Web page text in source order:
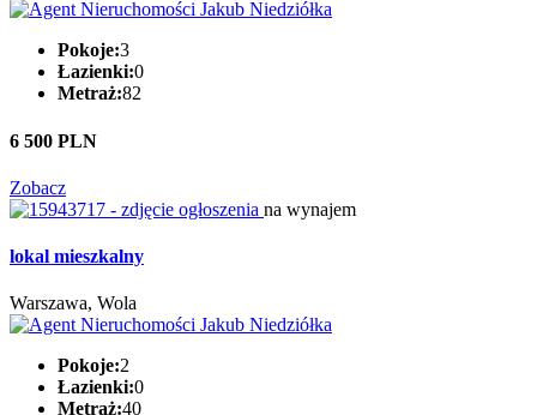
Pokoje:3
Łazienki:0
Metraż:82
6 500 PLN
Zobacz
na wynajem
lokal mieszkalny
Warszawa, Wola
Pokoje:2
Łazienki:0
Metraż:40